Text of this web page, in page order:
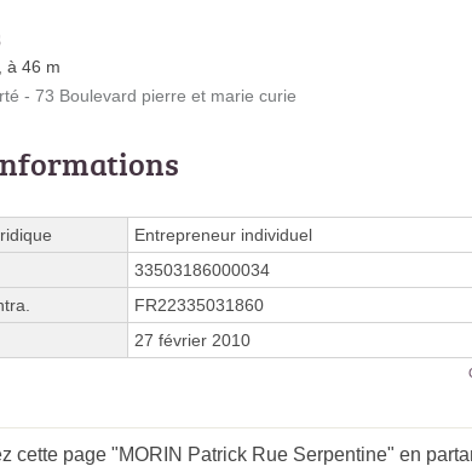
à 46 m
- 73 Boulevard pierre et marie curie
Entrepreneur individuel
33503186000034
FR22335031860
27 février 2010
cette page "MORIN Patrick Rue Serpentine" en